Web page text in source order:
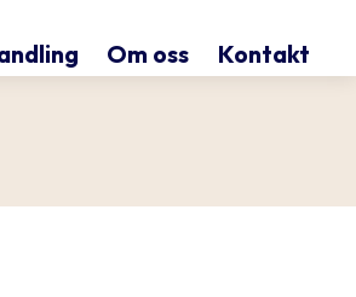
Om oss Kontakt